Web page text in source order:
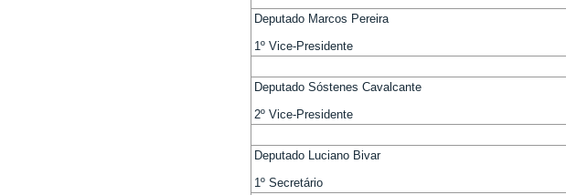
Deputado Marcos Pereira
1º Vice-Presidente
Deputado Sóstenes Cavalcante
2º Vice-Presidente
Deputado Luciano Bivar
1º Secretário